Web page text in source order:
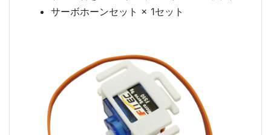
サーボホーンセット × 1セット